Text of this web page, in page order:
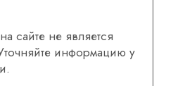
сайте не является
информацию у